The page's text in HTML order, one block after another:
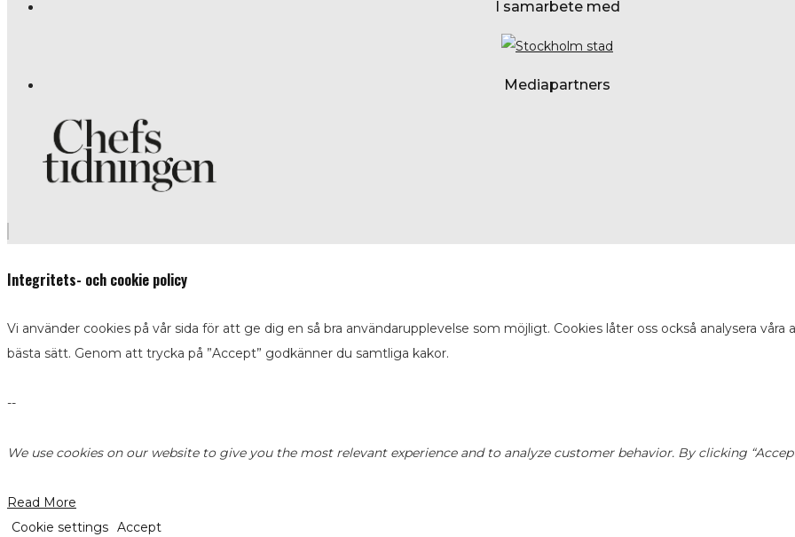
I samarbete med
Mediapartners
Integritets- och cookie policy
Vi använder cookies på vår sida för att ge dig en så bra användarupplevelse som möjligt. Cookies låter oss också analysera
bästa sätt. Genom att trycka på ”Accept” godkänner du samtliga kakor.
--
We use cookies on our website to give you the most relevant experience and to analyze customer behavior. By clicking
Read More
Cookie settings Accept